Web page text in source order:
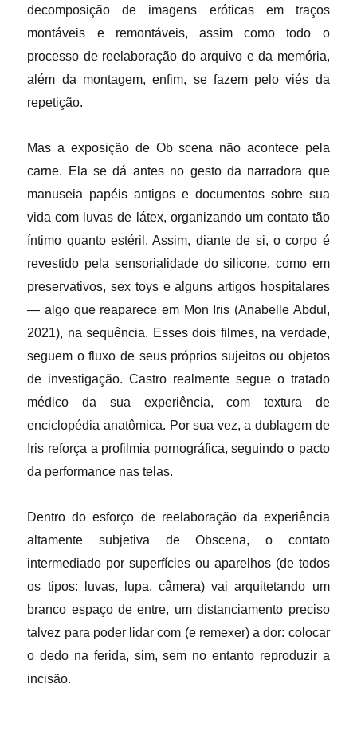
decomposição de imagens eróticas em traços
montáveis e remontáveis, assim como todo o
processo de reelaboração do arquivo e da memória,
além da montagem, enfim, se fazem pelo viés da
repetição.
Mas a exposição de Ob scena não acontece pela
carne. Ela se dá antes no gesto da narradora que
manuseia papéis antigos e documentos sobre sua
vida com luvas de látex, organizando um contato tão
íntimo quanto estéril. Assim, diante de si, o corpo é
revestido pela sensorialidade do silicone, como em
preservativos, sex toys e alguns artigos hospitalares
— algo que reaparece em Mon Iris (Anabelle Abdul,
2021), na sequência. Esses dois filmes, na verdade,
seguem o fluxo de seus próprios sujeitos ou objetos
de investigação. Castro realmente segue o tratado
médico da sua experiência, com textura de
enciclopédia anatômica. Por sua vez, a dublagem de
Iris reforça a profilmia pornográfica, seguindo o pacto
da performance nas telas.
Dentro do esforço de reelaboração da experiência
altamente subjetiva de Obscena, o contato
intermediado por superfícies ou aparelhos (de todos
os tipos: luvas, lupa, câmera) vai arquitetando um
branco espaço de entre, um distanciamento preciso
talvez para poder lidar com (e remexer) a dor: colocar
o dedo na ferida, sim, sem no entanto reproduzir a
incisão.